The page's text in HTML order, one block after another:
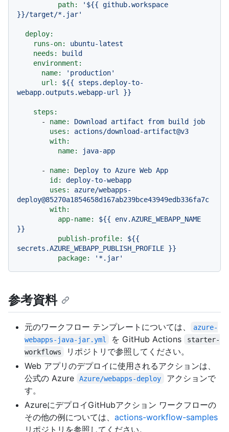
path:
'${{ github.workspace
}}/target/*.jar'
deploy:
runs-on:
ubuntu-latest
needs:
build
environment:
name:
'production'
url:
${{
steps.deploy-to-
webapp.outputs.webapp-url
}}
steps:
-
name: Download artifact from build
job
uses:
actions/download-artifact@v3
with:
name:
java-app
- name: Deploy to Azure Web App
id:
deploy-to-webapp
uses:
azure/webapps-
deploy@85270a1854658d167ab239bce43949edb336fa7c
with:
app-name:
${{
env.AZURE_WEBAPP_NAME
}}
publish-profile:
${{
secrets.AZURE_WEBAPP_PUBLISH_PROFILE }}
package:
'*.jar'
参考資料
元のワークフロー テンプレートについては、
azure-
webapps-java-jar.yml
を GitHub Actions
starter-
workflows
リポジトリで参照してください。
Web アプリのデプロイに使用されるアクションは、
公式の Azure
Azure/webapps-deploy
アクションで
す。
AzureにデプロイGitHubアクション ワークフローの
その他の例については、 actions-workflow-samples
リポジトリを参照してください。